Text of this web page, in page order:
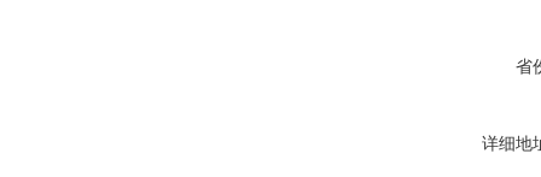
省
详细地